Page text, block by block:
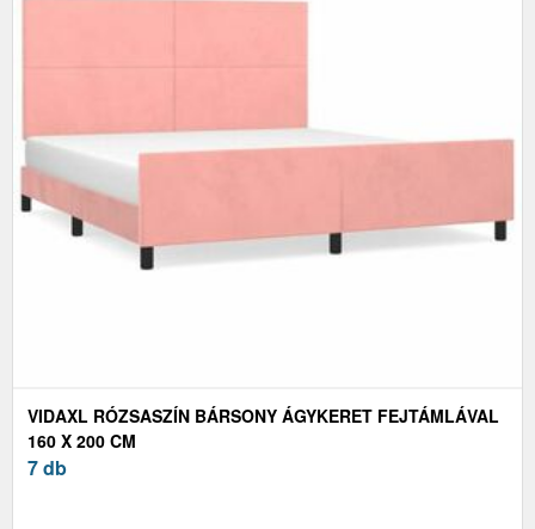
VIDAXL RÓZSASZÍN BÁRSONY ÁGYKERET FEJTÁMLÁVAL
160 X 200 CM
7 db